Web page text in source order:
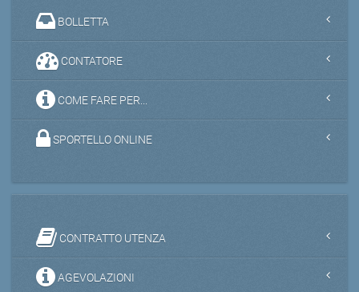
BOLLETTA
CONTATORE
COME FARE PER...
SPORTELLO ONLINE
CONTRATTO UTENZA
AGEVOLAZIONI